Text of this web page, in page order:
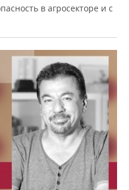
в агросекторе и с